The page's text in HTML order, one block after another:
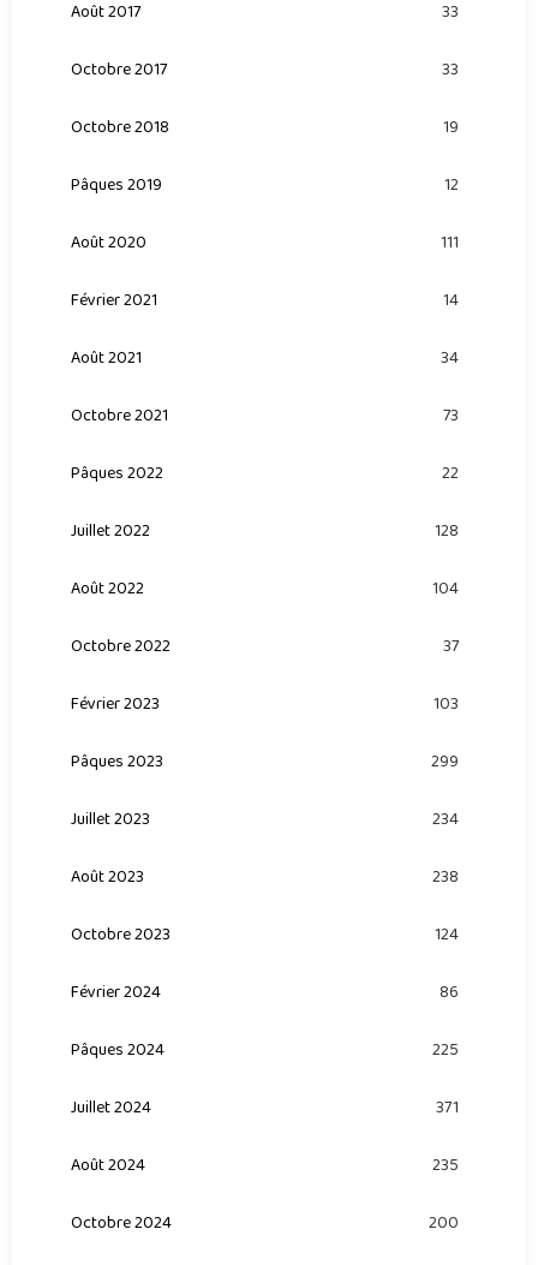
Août 2017 33
Octobre 2017 33
Octobre 2018 19
Pâques 2019 12
Août 2020 111
Février 2021 14
Août 2021 34
Octobre 2021 73
Pâques 2022 22
Juillet 2022 128
Août 2022 104
Octobre 2022 37
Février 2023 103
Pâques 2023 299
Juillet 2023 234
Août 2023 238
Octobre 2023 124
Février 2024 86
Pâques 2024 225
Juillet 2024 371
Août 2024 235
Octobre 2024 200